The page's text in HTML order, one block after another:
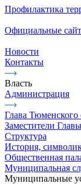
Профилактика
Официальные
Новости
Контакты
Власть
Администрация
Глава Тюменского
Заместители
Структура
История,
Общественная
Муниципальная
Муниципальные